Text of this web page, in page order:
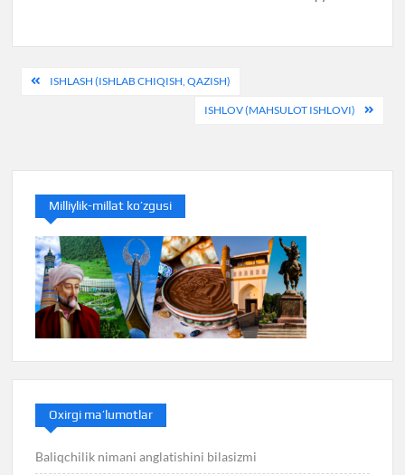
PostISHLASH (ISHLAB CHIQISH, QAZISH)
ISHLOV (MAHSULOT ISHLOVI)
Milliylik-millat ko’zgusi
Oxirgi ma’lumotlar
Baliqchilik nimani anglatishini bilasizmi